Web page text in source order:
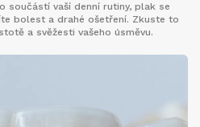
součástí vaší denní rutiny, plak se
bolest a drahé ošetření. Zkuste to
a svěžesti vašeho úsměvu.